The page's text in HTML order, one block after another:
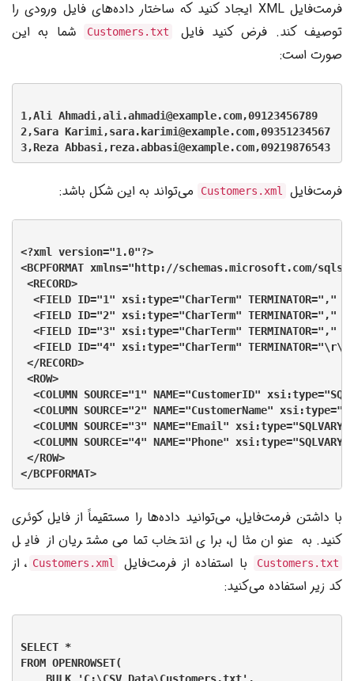
فرمت‌فایل XML ایجاد کنید که ساختار داده‌های فایل ورودی را
توصیف کند. فرض کنید فایل
Customers.txt
شما به این
صورت است:
1,Ali Ahmadi,ali.ahmadi@example.com,09123456789
2,Sara Karimi,sara.karimi@example.com,09351234567
3,Reza Abbasi,reza.abbasi@example.com,09219876543
فرمت‌فایل Customers.xml می‌تواند به این شکل باشد:
<?xml version="1.0"?>
<BCPFORMAT xmlns="http://schemas.microsoft.com/
<RECORD>
<FIELD ID="1" xsi:type="CharTerm" TERMINATOR=","
<FIELD ID="2" xsi:type="CharTerm" TERMINATOR=","
<FIELD ID="3" xsi:type="CharTerm" TERMINATOR=","
<FIELD ID="4" xsi:type="CharTerm"
</RECORD>
<ROW>
<COLUMN SOURCE="1" NAME="CustomerID"
<COLUMN SOURCE="2" NAME="CustomerName"
<COLUMN SOURCE="3" NAME="Email"
<COLUMN SOURCE="4" NAME="Phone"
</ROW>
</BCPFORMAT>
با داشتن فرمت‌فایل، می‌توانید داده‌ها را مستقیماً از فایل کوئری
کنید. به عنوان مثال، برای انتخاب تمامی مشتریان از فایل
Customers.txt با استفاده از فرمت‌فایل Customers.xml ، از
کد زیر استفاده می‌کنید:
SELECT *
FROM OPENROWSET(
    BULK 'C:\CSV Data\Customers.txt',